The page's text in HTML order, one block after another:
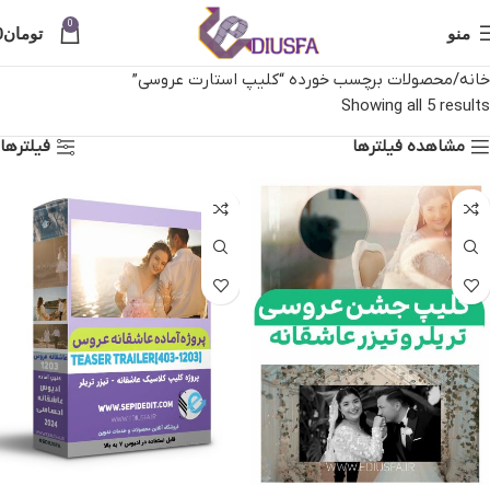
منو 0 تومان
خانه محصولات برچسب خورده “کلیپ استارت عروسی”
Showing all 5 results
مشاهده فیلترها
فیلترها